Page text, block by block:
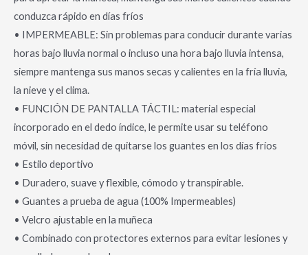
conduzca rápido en días fríos
• IMPERMEABLE: Sin problemas para conducir durante varias
horas bajo lluvia normal o incluso una hora bajo lluvia intensa,
siempre mantenga sus manos secas y calientes en la fría lluvia,
la nieve y el clima.
• FUNCIÓN DE PANTALLA TÁCTIL: material especial
incorporado en el dedo índice, le permite usar su teléfono
móvil, sin necesidad de quitarse los guantes en los días fríos
• Estilo deportivo
• Duradero, suave y flexible, cómodo y transpirable.
• Guantes a prueba de agua (100% Impermeables)
• Velcro ajustable en la muñeca
• Combinado con protectores externos para evitar lesiones y